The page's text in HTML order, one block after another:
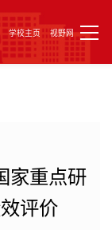
学校主页 视野网
家重点研
评价